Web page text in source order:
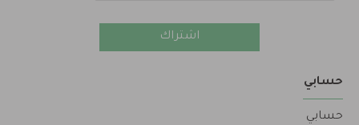
اشتراك
حسابي
حسابي